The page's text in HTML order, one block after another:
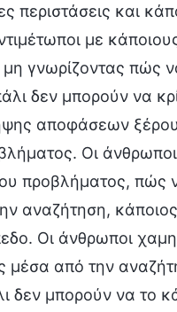
περιστάσεις και
με
γνωρίζοντας πώς
δεν μπορούν να
αποφάσεων
Οι
προβλήματος, πώς
αναζήτηση,
Οι άνθρωποι
από την
δεν μπορούν να το